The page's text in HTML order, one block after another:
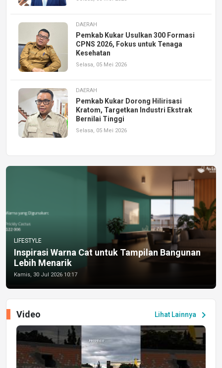
DAERAH
Pemkab Kukar Usulkan 300 Formasi
CPNS 2026, Fokus untuk Tenaga
Kesehatan
Selasa, 05 Mei 2026
DAERAH
Pemkab Kukar Dorong Hilirisasi
Kratom, Targetkan Industri Ekstrak
Bernilai Tinggi
Selasa, 05 Mei 2026
LIFESTYLE
Inspirasi Warna Cat untuk Tampilan Bangunan
Lebih Menarik
Kamis, 30 Jul 2026 10:17
Lihat Lainnya chevron_right
Video